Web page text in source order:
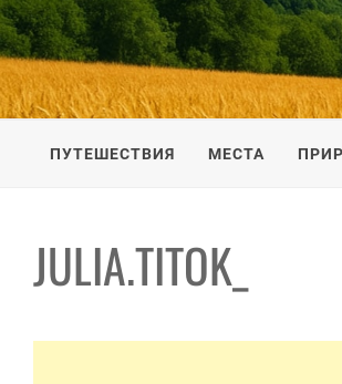
ПУТЕШЕСТВИЕ ПО УКРАИНЕ
ПУТЕШЕСТВИЯ МЕСТА
JULIA.TITOK_